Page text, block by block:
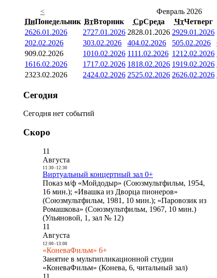
<
Февраль 2026
ПнПонедельник ВтВторник СрСреда ЧтЧетверг
2626.01.2026 2727.01.2026 2828.01.2026 2929.01.2026
202.02.2026 303.02.2026 404.02.2026 505.02.2026
909.02.2026 1010.02.2026 1111.02.2026 1212.02.2026
1616.02.2026 1717.02.2026 1818.02.2026 1919.02.2026
2323.02.2026 2424.02.2026 2525.02.2026 2626.02.2026
Сегодня
Сегодня нет событий
Скоро
11
Августа
11:30- 12:30
Виртуальный концертный зал 0+
Показ м/ф «Мойдодыр» (Союзмультфильм, 1954,
16 мин.); «Ивашка из Дворца пионеров»
(Союзмультфильм, 1981, 10 мин.); «Паровозик из
Ромашкова» (Союзмультфильм, 1967, 10 мин.)
(Ульяновой, 1, зал № 12)
11
Августа
12:00- 13:00
«КоневаФильм» 6+
Занятие в мультипликационной студии
«КоневаФильм» (Конева, 6, читальный зал)
11